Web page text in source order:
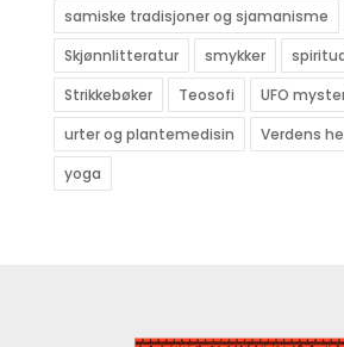
samiske tradisjoner og sjamanisme
Skjønnlitteratur
smykker
Strikkebøker
Teosofi
UFO
urter og plantemedisin
Verdens
yoga